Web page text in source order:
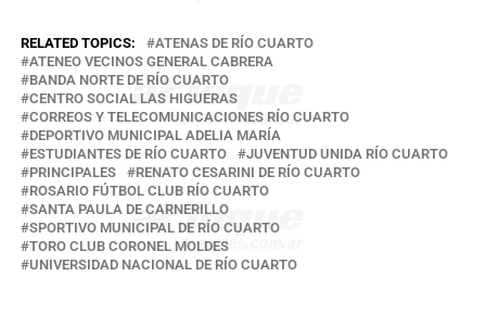
RELATED TOPICS:
ATENAS DE RÍO CUARTO
ATENEO VECINOS GENERAL CABRERA
BANDA NORTE DE RÍO CUARTO
CENTRO SOCIAL LAS HIGUERAS
CORREOS Y TELECOMUNICACIONES RÍO CUARTO
DEPORTIVO MUNICIPAL ADELIA MARÍA
ESTUDIANTES DE RÍO CUARTO
JUVENTUD UNIDA RÍO CUARTO
PRINCIPALES
RENATO CESARINI DE RÍO CUARTO
ROSARIO FÚTBOL CLUB RÍO CUARTO
SANTA PAULA DE CARNERILLO
SPORTIVO MUNICIPAL DE RÍO CUARTO
TORO CLUB CORONEL MOLDES
UNIVERSIDAD NACIONAL DE RÍO CUARTO